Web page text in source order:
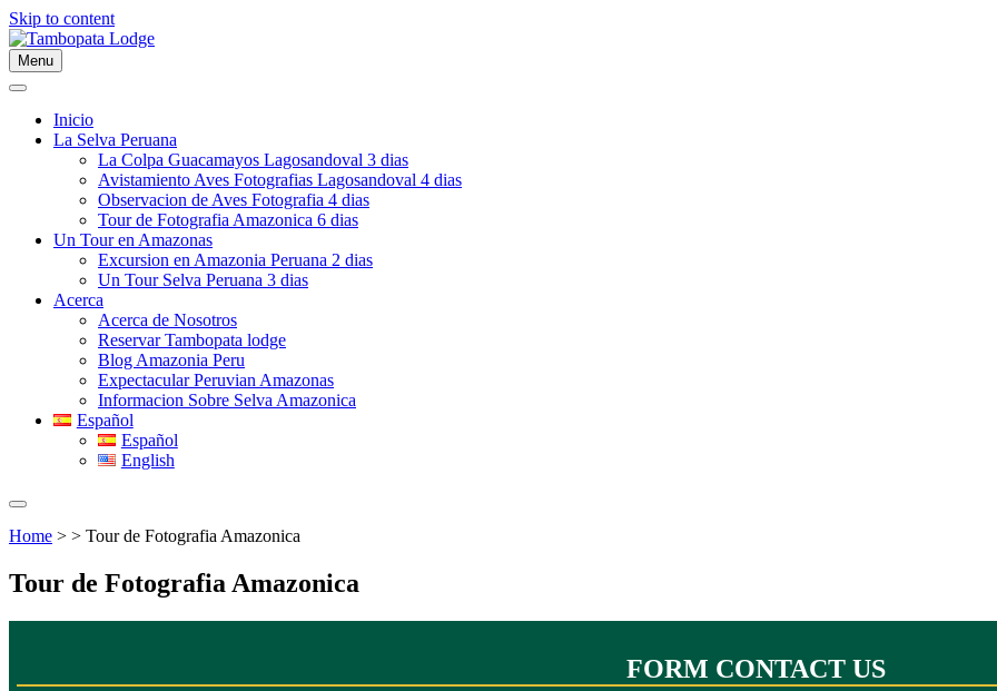
Skip to content
Menu
Inicio
La Selva Peruana
La Colpa Guacamayos Lagosandoval 3 dias
Avistamiento Aves Fotografias Lagosandoval 4 dias
Observacion de Aves Fotografia 4 dias
Tour de Fotografia Amazonica 6 dias
Un Tour en Amazonas
Excursion en Amazonia Peruana 2 dias
Un Tour Selva Peruana 3 dias
Acerca
Acerca de Nosotros
Reservar Tambopata lodge
Blog Amazonia Peru
Expectacular Peruvian Amazonas
Informacion Sobre Selva Amazonica
Español
Español
English
Home > > Tour de Fotografia Amazonica
Tour de Fotografia Amazonica
FORM CONTACT US